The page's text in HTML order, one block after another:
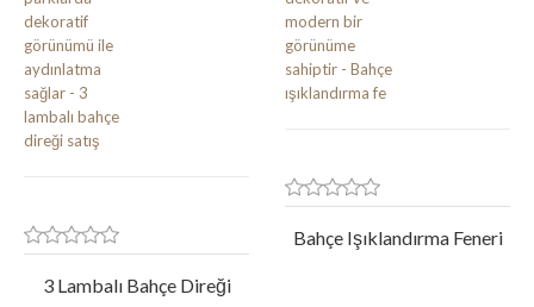
3 Lambalı Bahçe Direği
Bahçe Işıklandırma Feneri